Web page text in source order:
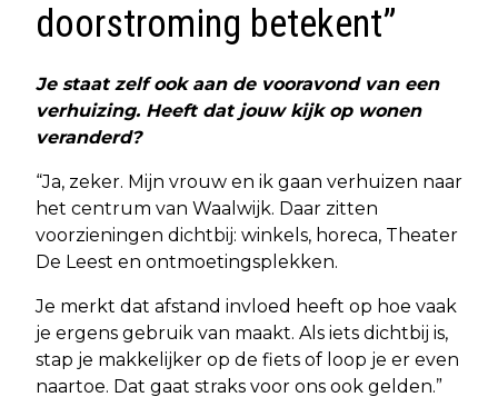
doorstroming betekent”
Je staat zelf ook aan de vooravond van een
verhuizing. Heeft dat jouw kijk op wonen
veranderd?
“Ja, zeker. Mijn vrouw en ik gaan verhuizen naar
het centrum van Waalwijk. Daar zitten
voorzieningen dichtbij: winkels, horeca, Theater
De Leest en ontmoetingsplekken.
Je merkt dat afstand invloed heeft op hoe vaak
je ergens gebruik van maakt. Als iets dichtbij is,
stap je makkelijker op de fiets of loop je er even
naartoe. Dat gaat straks voor ons ook gelden.”